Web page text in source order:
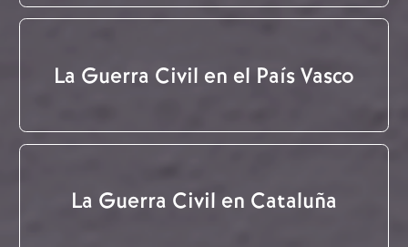
La Guerra Civil en el País Vasco
La Guerra Civil en Cataluña